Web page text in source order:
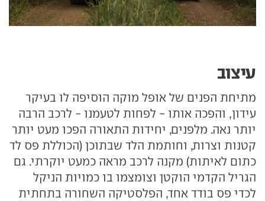
עיצוב
מתיחת הפנים של אופל מוקה הוסיפה לו בעיקר
עידון, והפכה אותו - לפחות לטעמנו - לרכב הרבה
יותר נאה. מלפנים, יחידות התאורה הפכו מעט יותר
קטנות וצרות, וחותמת הלד שבתוכן (הכוללת פס לד
כתום לאיתות) מקנה לרכב מראה כמעט יוקרתי. גם
הגריל הקדמי הוקטן וצומצמו בו כמויות הניקל
לכדי פס בודד אחד, הפלסטיקה השחורה בתחתית